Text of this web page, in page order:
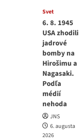
Svet
6. 8. 1945
USA zhodili
jadrové
bomby na
Hirošimu a
Nagasaki.
Podľa
médií
nehoda
JNS
6. augusta
2026